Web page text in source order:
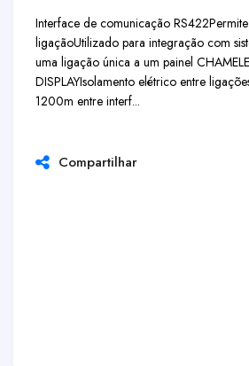
Interface de comunicação RS422
ligaçãoUtilizado para integração com
uma ligação única a um painel
DISPLAYIsolamento elétrico entre
1200m entre interf...
Compartilhar